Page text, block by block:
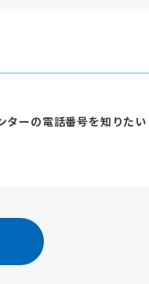
ターの電話番号を知りたい